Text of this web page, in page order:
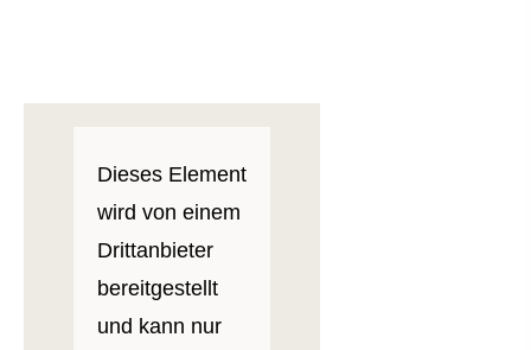
Dieses Element
wird von einem
Drittanbieter
bereitgestellt
und kann nur